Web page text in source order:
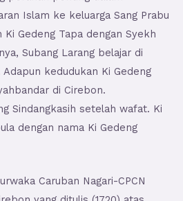
Islam ke keluarga Sang Prabu
Ki Gedeng Tapa dengan Syekh
Subang Larang belajar di
kedudukan Ki Gedeng
di Cirebon.
Sindangkasih setelah wafat. Ki
dengan nama Ki Gedeng
Caruban Nagari-CPCN